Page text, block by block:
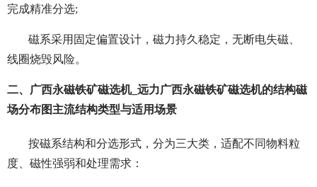
完成精准分选;
磁系采用固定偏置设计，磁力持久稳定，无断电失磁、
线圈烧毁风险。
二、广西永磁铁矿磁选机_远力广西永磁铁矿磁选机的结构磁
场分布图主流结构类型与适用场景
按磁系结构和分选形式，分为三大类，适配不同物料粒
度、磁性强弱和处理需求：